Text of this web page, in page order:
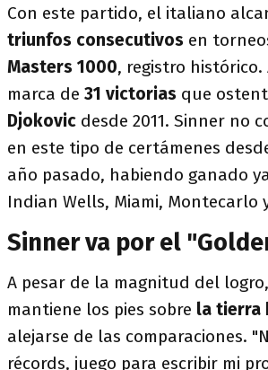
Con este partido, el italiano
triunfos consecutivos en
Masters 1000, registro histórico.
marca de 31 victorias que
Djokovic desde 2011. Sinner no
en este tipo de certámenes
año pasado, habiendo ganado
Indian Wells, Miami, Montecarlo
Sinner va por el
A pesar de la magnitud del
mantiene los pies sobre la tierra
alejarse de las comparaciones.
récords, juego para escribir mi